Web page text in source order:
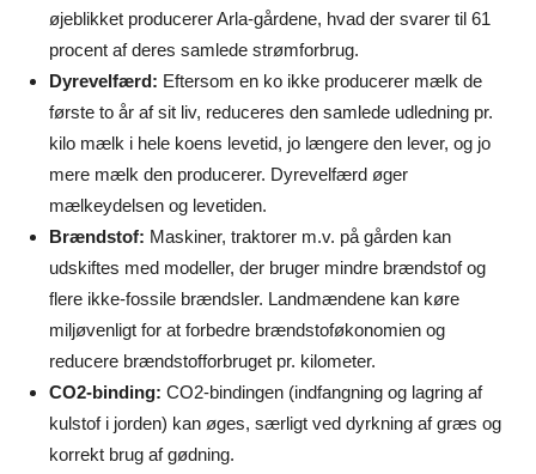
øjeblikket producerer Arla-gårdene, hvad der svarer til 61
procent af deres samlede strømforbrug.
Dyrevelfærd: Eftersom en ko ikke producerer mælk de
første to år af sit liv, reduceres den samlede udledning pr.
kilo mælk i hele koens levetid, jo længere den lever, og jo
mere mælk den producerer. Dyrevelfærd øger
mælkeydelsen og levetiden.
Brændstof: Maskiner, traktorer m.v. på gården kan
udskiftes med modeller, der bruger mindre brændstof og
flere ikke-fossile brændsler. Landmændene kan køre
miljøvenligt for at forbedre brændstoføkonomien og
reducere brændstofforbruget pr. kilometer.
CO2-binding: CO2-bindingen (indfangning og lagring af
kulstof i jorden) kan øges, særligt ved dyrkning af græs og
korrekt brug af gødning.